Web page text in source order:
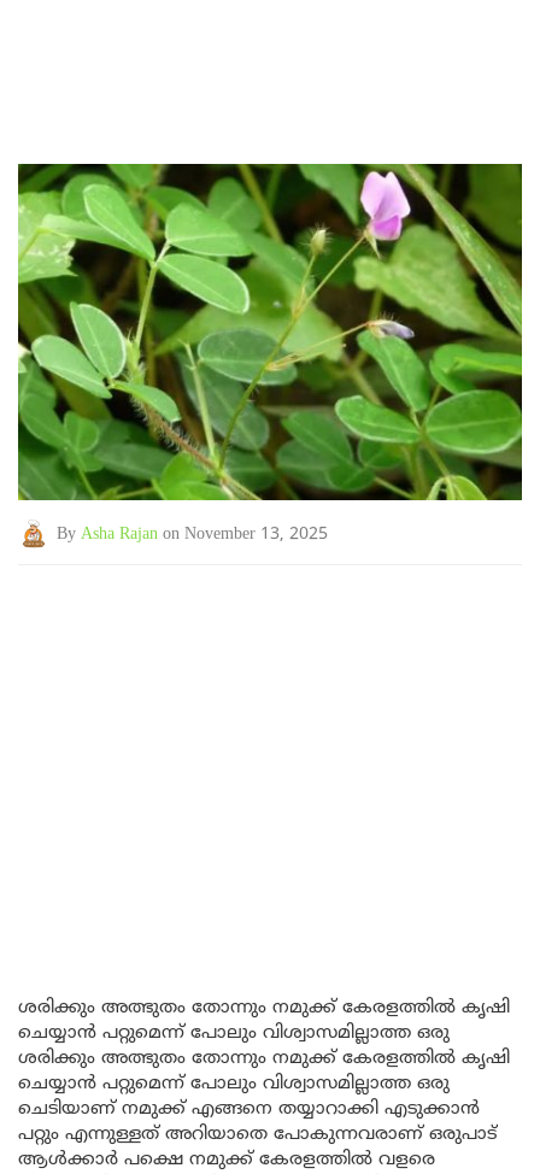
By Asha Rajan on November 13, 2025
ശരിക്കും അത്ഭുതം തോന്നും നമുക്ക് കേരളത്തിൽ കൃഷി
ചെയ്യാൻ പറ്റുമെന്ന് പോലും വിശ്വാസമില്ലാത്ത ഒരു
ശരിക്കും അത്ഭുതം തോന്നും നമുക്ക് കേരളത്തിൽ കൃഷി
ചെയ്യാൻ പറ്റുമെന്ന് പോലും വിശ്വാസമില്ലാത്ത ഒരു
ചെടിയാണ് നമുക്ക് എങ്ങനെ തയ്യാറാക്കി എടുക്കാൻ
പറ്റും എന്നുള്ളത് അറിയാതെ പോകുന്നവരാണ് ഒരുപാട്
ആൾക്കാർ പക്ഷെ നമുക്ക് കേരളത്തിൽ വളരെ